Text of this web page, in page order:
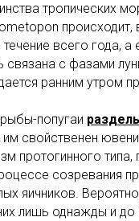
тропических
происходит,
всего года, а
связана с фазами
ранним утром
попугаи
им свойственен
протогинного типа,
созревания
яичников.
лишь однажды и